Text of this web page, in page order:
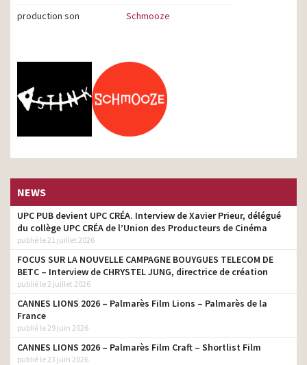
production son Schmooze
NEWS
UPC PUB devient UPC CRÉA. Interview de Xavier Prieur, délégué
du collège UPC CRÉA de l’Union des Producteurs de Cinéma
publié le 21 juillet 2026
FOCUS SUR LA NOUVELLE CAMPAGNE BOUYGUES TELECOM DE
BETC – Interview de CHRYSTEL JUNG, directrice de création
publié le 2 juillet 2026
CANNES LIONS 2026 – Palmarès Film Lions – Palmarès de la
France
publié le 29 juin 2026
CANNES LIONS 2026 – Palmarès Film Craft – Shortlist Film
publié le 23 juin 2026